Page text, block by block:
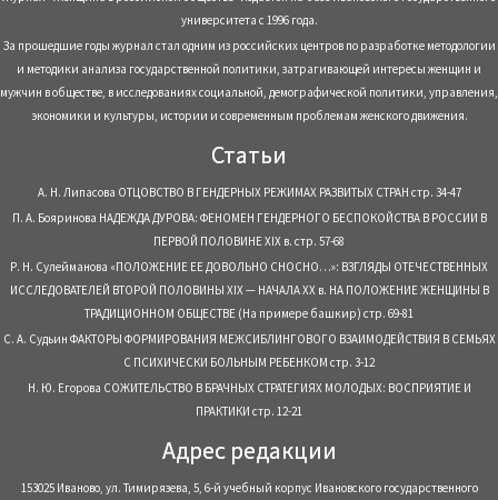
университета с 1996 года.
За прошедшие годы журнал стал одним из российских центров по разработке методологии
и методики анализа государственной политики, затрагивающей интересы женщин и
мужчин в обществе, в исследованиях социальной, демографической политики, управления,
экономики и культуры, истории и современным проблемам женского движения.
Статьи
А. Н. Липасова ОТЦОВСТВО В ГЕНДЕРНЫХ РЕЖИМАХ РАЗВИТЫХ СТРАН стр. 34-47
П. А. Бояринова НАДЕЖДА ДУРОВА: ФЕНОМЕН ГЕНДЕРНОГО БЕСПОКОЙСТВА В РОССИИ В
ПЕРВОЙ ПОЛОВИНЕ XIX в. стр. 57-68
Р. Н. Сулейманова «ПОЛОЖЕНИЕ ЕЕ ДОВОЛЬНО СНОСНО…»: ВЗГЛЯДЫ ОТЕЧЕСТВЕННЫХ
ИССЛЕДОВАТЕЛЕЙ ВТОРОЙ ПОЛОВИНЫ ХІХ — НАЧАЛА XХ в. НА ПОЛОЖЕНИЕ ЖЕНЩИНЫ В
ТРАДИЦИОННОМ ОБЩЕСТВЕ (На примере башкир) стр. 69-81
С. А. Судьин ФАКТОРЫ ФОРМИРОВАНИЯ МЕЖСИБЛИНГОВОГО ВЗАИМОДЕЙСТВИЯ В СЕМЬЯХ
С ПСИХИЧЕСКИ БОЛЬНЫМ РЕБЕНКОМ стр. 3-12
Н. Ю. Егорова СОЖИТЕЛЬСТВО В БРАЧНЫХ СТРАТЕГИЯХ МОЛОДЫХ: ВОСПРИЯТИЕ И
ПРАКТИКИ стр. 12-21
Адрес редакции
153025 Иваново, ул. Тимирязева, 5, 6-й учебный корпус Ивановского государственного